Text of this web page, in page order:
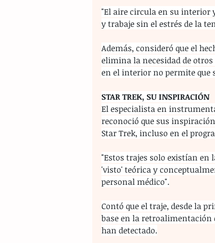
"El aire circula en su interior
y trabaje sin el estrés de la
Además, consideró que el
elimina la necesidad de
en el interior no permite que
STAR TREK, SU INSPIRACIÓN
El especialista en
reconoció que sus
Star Trek, incluso en el
"Estos trajes solo existían
'visto' teórica y
personal médico".
Contó que el traje, desde la
base en la retroalimentación
han detectado.